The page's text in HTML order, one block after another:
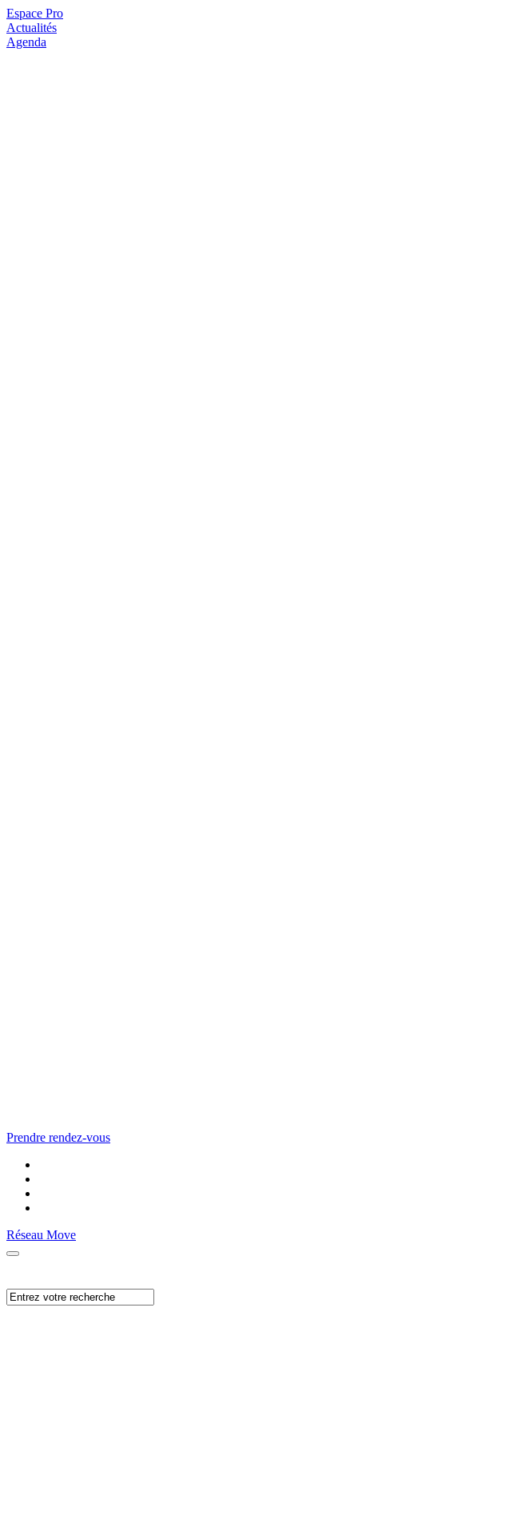
Espace Pro
Actualités
Agenda
Prendre rendez-vous
Réseau Move